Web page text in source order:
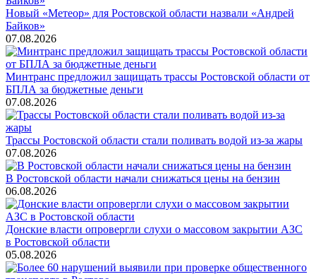
Новый «Метеор» для Ростовской области назвали «Андрей
Байков»
07.08.2026
Минтранс предложил защищать трассы Ростовской области от
БПЛА за бюджетные деньги
07.08.2026
Трассы Ростовской области стали поливать водой из-за жары
07.08.2026
В Ростовской области начали снижаться цены на бензин
06.08.2026
Донские власти опровергли слухи о массовом закрытии АЗС
в Ростовской области
05.08.2026